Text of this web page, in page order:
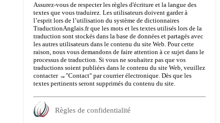
Assurez-vous de respecter les règles d'écriture et la langue des
textes que vous traduirez. Les utilisateurs doivent garder à
l’esprit lors de l’utilisation du système de dictionnaires
TraductionAnglais.fr que les mots et les textes utilisés lors de la
traduction sont stockés dans la base de données et partagés avec
les autres utilisateurs dans le contenu du site Web. Pour cette
raison, nous vous demandons de faire attention à ce sujet dans le
processus de traduction. Si vous ne souhaitez pas que vos
traductions soient publiées dans le contenu du site Web, veuillez
contacter →"Contact" par courrier électronique. Dès que les
textes pertinents seront supprimés du contenu du site.
Règles de confidentialité